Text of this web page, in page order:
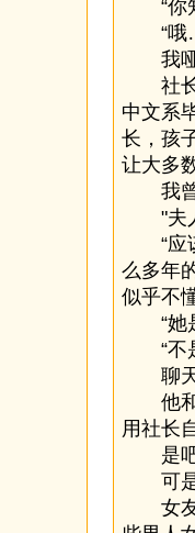
“你知
“哦
我哑
社长
中文系
长，孩
让大多
我曾
"夫人
“应该
么多年
似乎不
“她是
“不是
聊天
他和
用社长
是吧
可是
女友